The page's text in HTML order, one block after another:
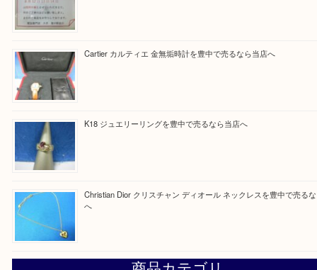
Facebook
Twitter
Line
買取ブログ検索
最近の投稿